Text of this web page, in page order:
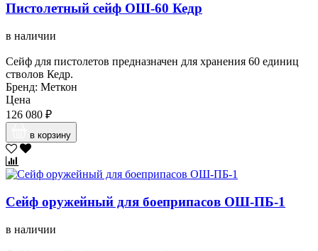
Пистолетный сейф ОШ-60 Кедр
в наличии
Сейф для пистолетов предназначен для хранения 60 единиц
стволов Кедр.
Бренд: Меткон
Цена
126 080 ₽
в корзину
Сейф оружейный для боеприпасов ОШ-ПБ-1
в наличии